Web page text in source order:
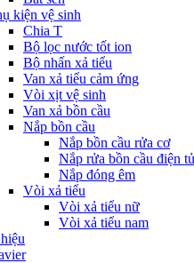
kiện vệ sinh
Chia T
Bộ lọc nước tốt ion
Bộ nhấn xả tiểu
Van xả tiểu cảm ứng
Vòi xịt vệ sinh
Van xả bồn cầu
Nắp bồn cầu
Nắp bồn cầu rửa cơ
Nắp rửa bồn cầu điện
Nắp đóng êm
Vòi xả tiểu
Vòi xả tiểu nữ
Vòi xả tiểu nam